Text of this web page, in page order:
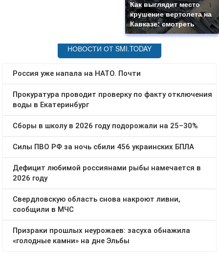
Как выглядит место
крушение вертолета на
Кавказе: смотреть